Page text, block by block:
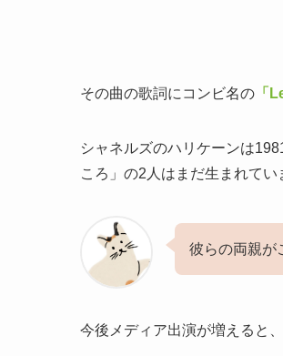
その曲の歌詞にコンビ名の 「
シャネルズのハリケーンは
ころ」の2人はまだ生まれてい
彼らの両親が
今後メディア出演が増えると